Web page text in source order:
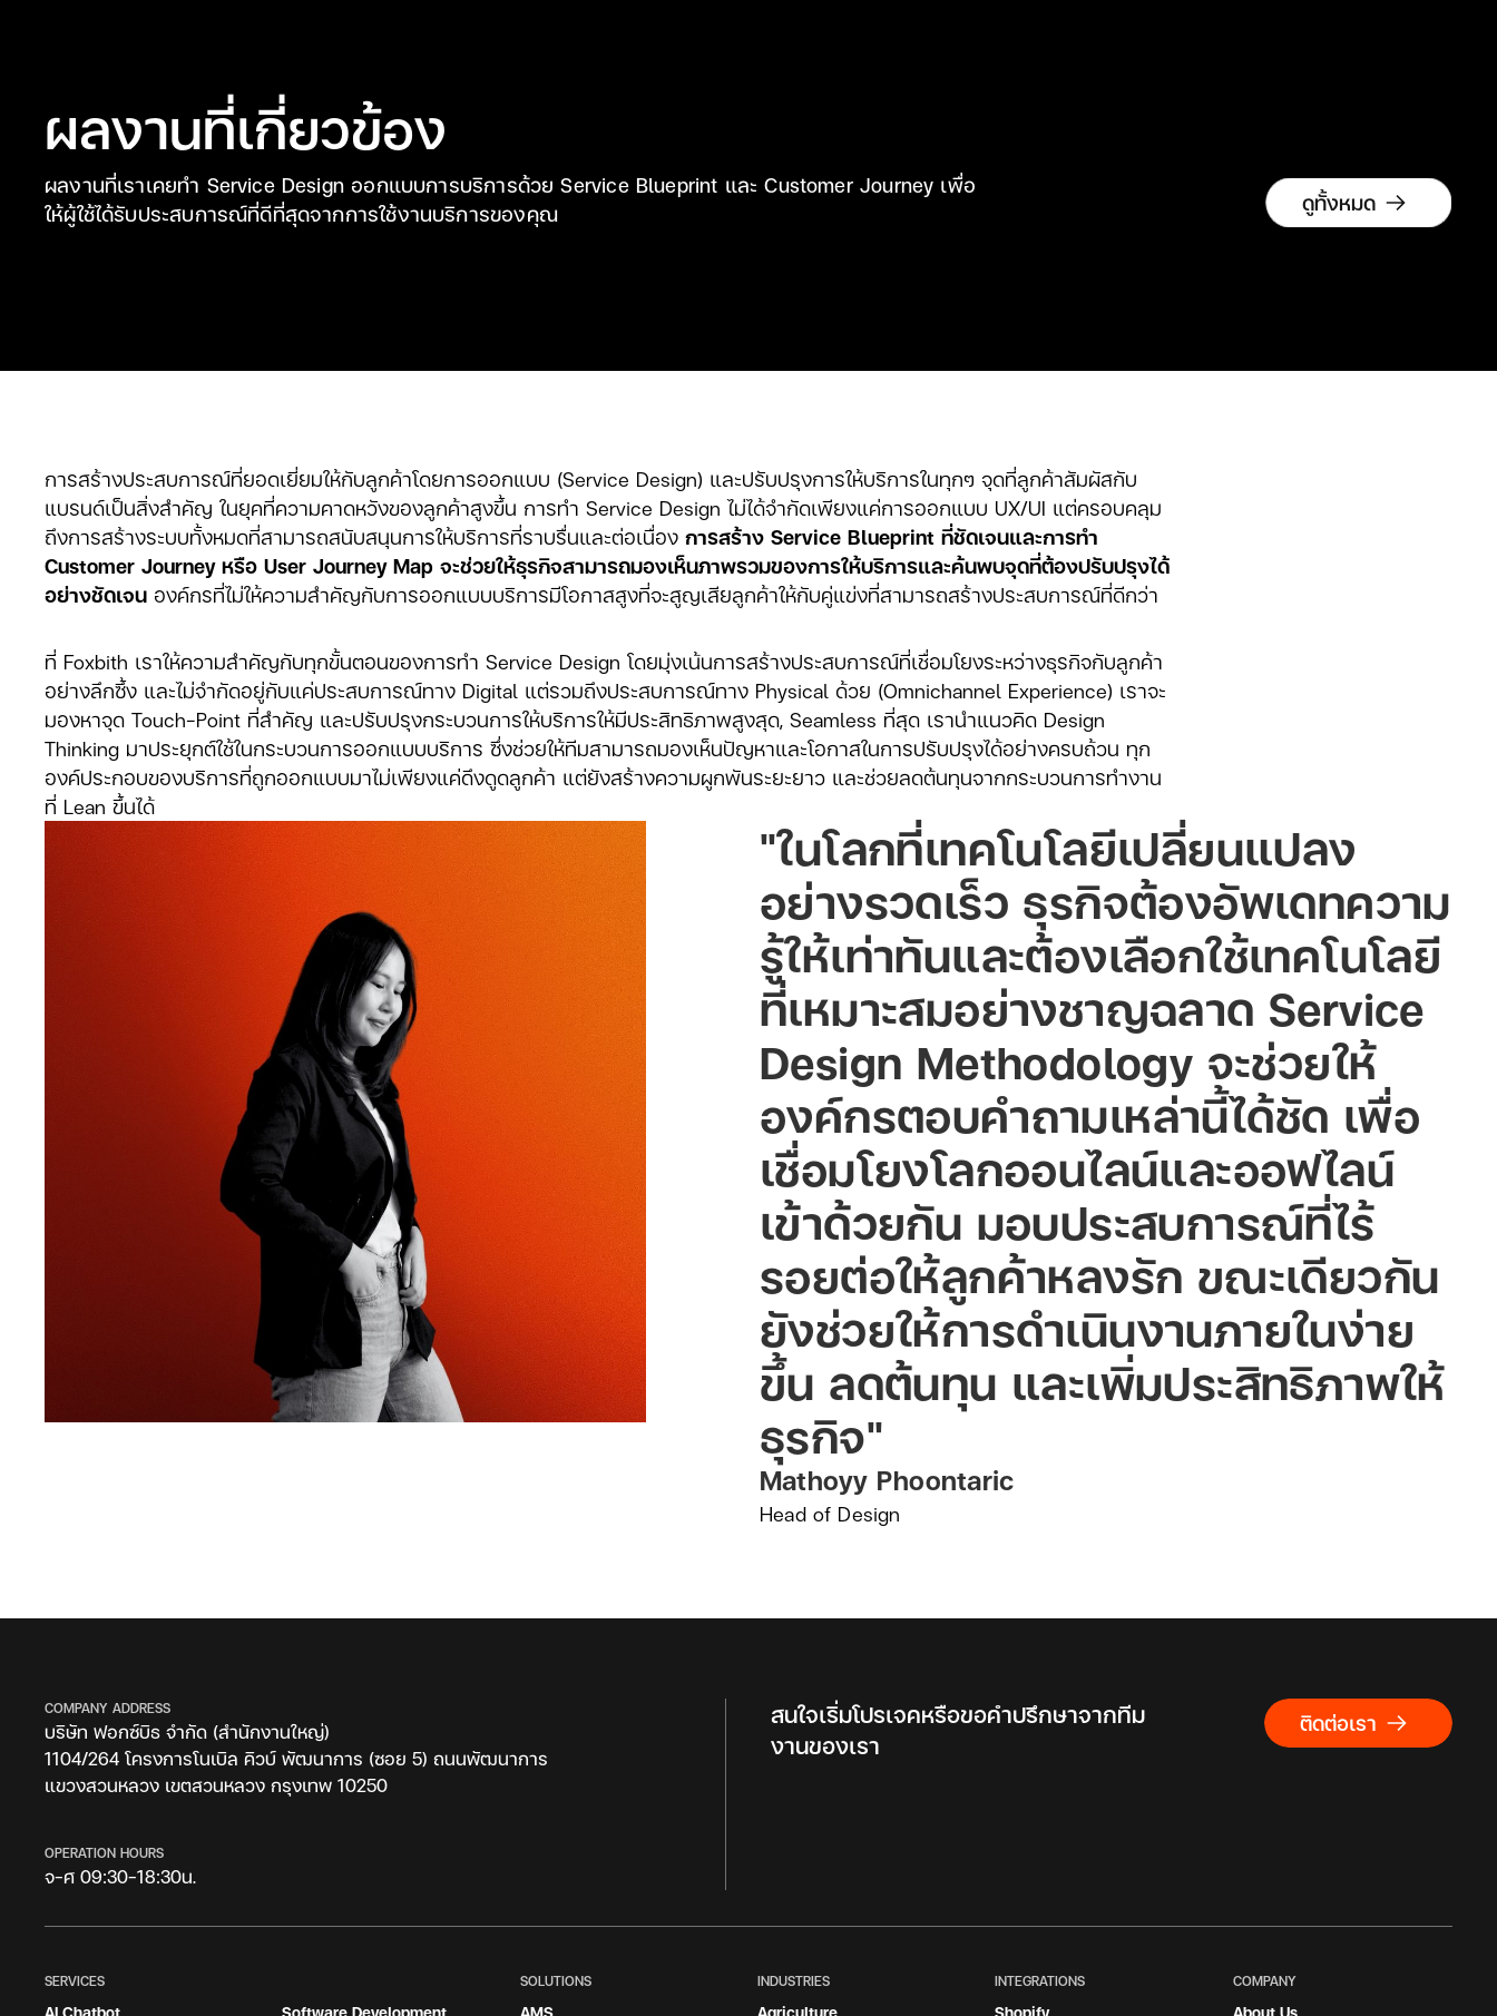
ผลงานที่เกี่ยวข้อง
ผลงานที่เราเคยทำ Service Design ออกแบบการบริการด้วย Service Blueprint และ Customer Journey เพื่อ
ให้ผู้ใช้ได้รับประสบการณ์ที่ดีที่สุดจากการใช้งานบริการของคุณ
ดูทั้งหมด
การสร้างประสบการณ์ที่ยอดเยี่ยมให้กับลูกค้าโดยการออกแบบ (Service Design) และปรับปรุงการให้บริการในทุกๆ จุดที่ลูกค้าสัมผัสกับ
แบรนด์เป็นสิ่งสำคัญ ในยุคที่ความคาดหวังของลูกค้าสูงขึ้น การทำ Service Design ไม่ได้จำกัดเพียงแค่การออกแบบ UX/UI แต่ครอบคลุม
ถึงการสร้างระบบทั้งหมดที่สามารถสนับสนุนการให้บริการที่ราบรื่นและต่อเนื่อง การสร้าง Service Blueprint ที่ชัดเจนและการทำ
Customer Journey หรือ User Journey Map จะช่วยให้ธุรกิจสามารถมองเห็นภาพรวมของการให้บริการและค้นพบจุดที่ต้องปรับปรุงได้
อย่างชัดเจน องค์กรที่ไม่ให้ความสำคัญกับการออกแบบบริการมีโอกาสสูงที่จะสูญเสียลูกค้าให้กับคู่แข่งที่สามารถสร้างประสบการณ์ที่ดีกว่า
ที่ Foxbith เราให้ความสำคัญกับทุกขั้นตอนของการทำ Service Design โดยมุ่งเน้นการสร้างประสบการณ์ที่เชื่อมโยงระหว่างธุรกิจกับลูกค้า
อย่างลึกซึ้ง และไม่จำกัดอยู่กับแค่ประสบการณ์ทาง Digital แต่รวมถึงประสบการณ์ทาง Physical ด้วย (Omnichannel Experience) เราจะ
มองหาจุด Touch-Point ที่สำคัญ และปรับปรุงกระบวนการให้บริการให้มีประสิทธิภาพสูงสุด, Seamless ที่สุด เรานำแนวคิด Design
Thinking มาประยุกต์ใช้ในกระบวนการออกแบบบริการ ซึ่งช่วยให้ทีมสามารถมองเห็นปัญหาและโอกาสในการปรับปรุงได้อย่างครบถ้วน ทุก
องค์ประกอบของบริการที่ถูกออกแบบมาไม่เพียงแค่ดึงดูดลูกค้า แต่ยังสร้างความผูกพันระยะยาว และช่วยลดต้นทุนจากกระบวนการทำงาน
ที่ Lean ขึ้นได้
"ในโลกที่เทคโนโลยีเปลี่ยนแปลง
อย่างรวดเร็ว ธุรกิจต้องอัพเดทความ
รู้ให้เท่าทันและต้องเลือกใช้เทคโนโลยี
ที่เหมาะสมอย่างชาญฉลาด Service
Design Methodology จะช่วยให้
องค์กรตอบคำถามเหล่านี้ได้ชัด เพื่อ
เชื่อมโยงโลกออนไลน์และออฟไลน์
เข้าด้วยกัน มอบประสบการณ์ที่ไร้
รอยต่อให้ลูกค้าหลงรัก ขณะเดียวกัน
ยังช่วยให้การดำเนินงานภายในง่าย
ขึ้น ลดต้นทุน และเพิ่มประสิทธิภาพให้
ธุรกิจ"
Mathoyy Phoontaric
Head of Design
COMPANY ADDRESS
บริษัท ฟอกซ์บิธ จำกัด (สำนักงานใหญ่)
1104/264 โครงการโนเบิล คิวบ์ พัฒนาการ (ซอย 5) ถนนพัฒนาการ
แขวงสวนหลวง เขตสวนหลวง กรุงเทพ 10250
OPERATION HOURS
จ-ศ 09:30-18:30น.
สนใจเริ่มโปรเจคหรือขอคำปรึกษาจากทีม
งานของเรา
ติดต่อเรา
SERVICES SOLUTIONS INTEGRATIONS
INDUSTRIES COMPANY